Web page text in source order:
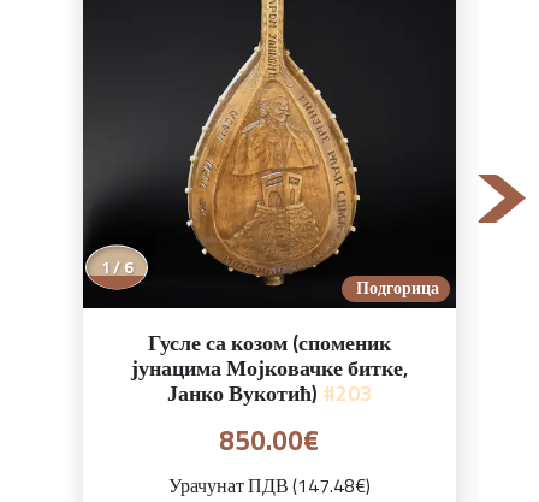
Подгорица
1 / 6
Гусле са козом (споменик
јунацима Мојковачке битке,
Јанко Вукотић) #203
850.00€
Урачунат ПДВ (147.48€)